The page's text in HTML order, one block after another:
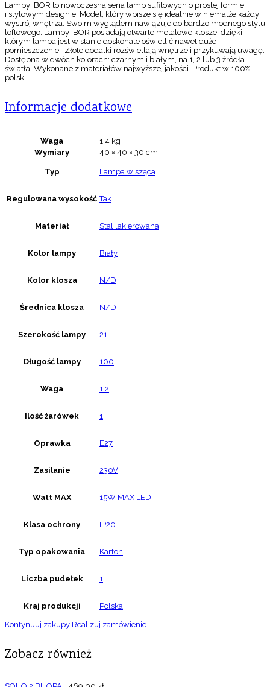
Lampy IBOR to nowoczesna seria lamp sufitowych o prostej formie
i stylowym designie. Model, który wpisze się idealnie w niemalże każdy
wystrój wnętrza. Swoim wyglądem nawiązuje do bardzo modnego stylu
loftowego. Lampy IBOR posiadają otwarte metalowe klosze, dzięki
którym lampa jest w stanie doskonale oświetlić nawet duże
pomieszczenie. Złote dodatki rozświetlają wnętrze i przykuwają uwagę.
Dostępna w dwóch kolorach: czarnym i białym, na 1, 2 lub 3 źródła
światła. Wykonane z materiałów najwyższej jakości. Produkt w 100%
polski.
Informacje dodatkowe
Waga
1,4 kg
Wymiary
40 × 40 × 30 cm
Typ Lampa wisząca
Regulowana wysokość Tak
Materiał Stal lakierowana
Kolor lampy Biały
Kolor klosza N/D
Średnica klosza N/D
Szerokość lampy 21
Długość lampy 100
Waga 1.2
Ilość żarówek 1
Oprawka E27
Zasilanie 230V
Watt MAX 15W MAX LED
Klasa ochrony IP20
Typ opakowania Karton
Liczba pudełek 1
Kraj produkcji Polska
Kontynuuj zakupy Realizuj zamówienie
Zobacz również